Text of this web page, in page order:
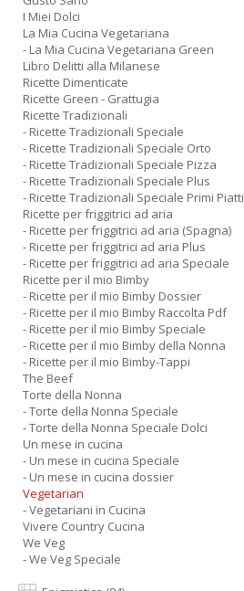
I Miei Dolci
La Mia Cucina Vegetariana
- La Mia Cucina Vegetariana Green
Libro Delitti alla Milanese
Ricette Dimenticate
Ricette Green - Grattugia
Ricette Tradizionali
- Ricette Tradizionali Speciale
- Ricette Tradizionali Speciale Orto
- Ricette Tradizionali Speciale Pizza
- Ricette Tradizionali Speciale Plus
- Ricette Tradizionali Speciale Primi Piatti
Ricette per friggitrici ad aria
- Ricette per friggitrici ad aria (Spagna)
- Ricette per friggitrici ad aria Plus
- Ricette per friggitrici ad aria Speciale
Ricette per il mio Bimby
- Ricette per il mio Bimby Dossier
- Ricette per il mio Bimby Raccolta Pdf
- Ricette per il mio Bimby Speciale
- Ricette per il mio Bimby della Nonna
- Ricette per il mio Bimby-Tappi
The Beef
Torte della Nonna
- Torte della Nonna Speciale
- Torte della Nonna Speciale Dolci
Un mese in cucina
- Un mese in cucina Speciale
- Un mese in cucina dossier
Vegetarian
- Vegetariani in Cucina
Vivere Country Cucina
We Veg
- We Veg Speciale